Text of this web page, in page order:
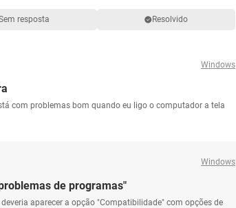
resposta Resolvido
Windows
com problemas bom quando eu ligo o computador a tela
Windows
de programas"
aparecer a opção "Compatibilidade" com opções de